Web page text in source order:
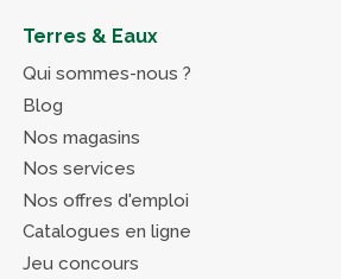
Terres & Eaux
Qui sommes-nous ?
Blog
Nos magasins
Nos services
Nos offres d'emploi
Catalogues en ligne
Jeu concours